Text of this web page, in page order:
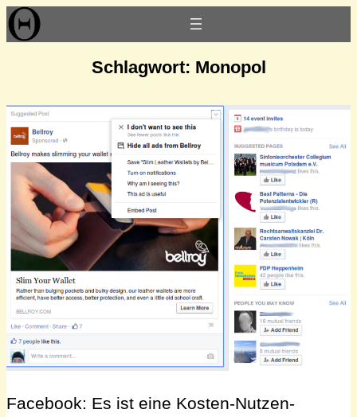
Zum
Inhalt
Schlagwort: Monopol
Facebook: Es ist eine Kosten-Nutzen-